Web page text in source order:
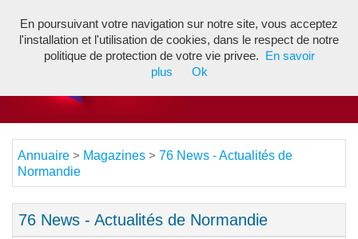
Annuaire > Magazines > 76 News - Actualités de
Normandie
76 News - Actualités de Normandie
En poursuivant votre navigation sur notre site, vous acceptez
l'installation et l'utilisation de cookies, dans le respect de notre
politique de protection de votre vie privee.
En savoir
plus
Ok